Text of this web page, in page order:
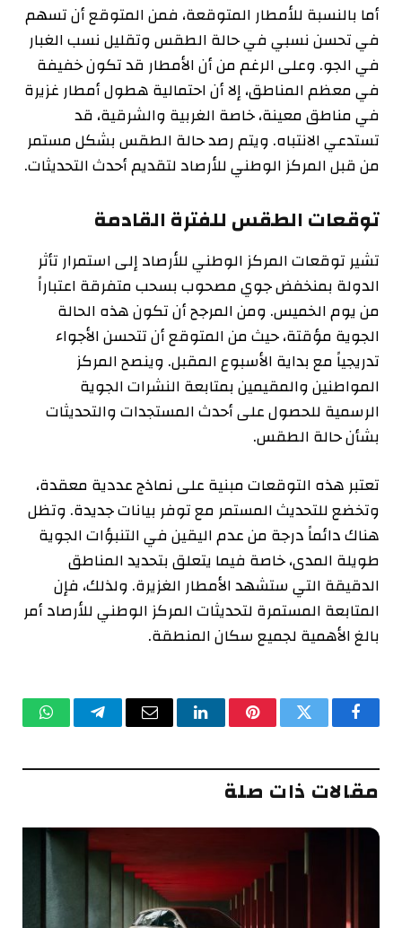
أما بالنسبة للأمطار المتوقعة، فمن المتوقع أن تسهم
في تحسن نسبي في حالة الطقس وتقليل نسب الغبار
في الجو. وعلى الرغم من أن الأمطار قد تكون خفيفة
في معظم المناطق، إلا أن احتمالية هطول أمطار غزيرة
في مناطق معينة، خاصة الغربية والشرقية، قد
تستدعي الانتباه. ويتم رصد حالة الطقس بشكل مستمر
من قبل المركز الوطني للأرصاد لتقديم أحدث التحديثات.
توقعات الطقس للفترة القادمة
تشير توقعات المركز الوطني للأرصاد إلى استمرار تأثر
الدولة بمنخفض جوي مصحوب بسحب متفرقة اعتباراً
من يوم الخميس. ومن المرجح أن تكون هذه الحالة
الجوية مؤقتة، حيث من المتوقع أن تتحسن الأجواء
تدريجياً مع بداية الأسبوع المقبل. وينصح المركز
المواطنين والمقيمين بمتابعة النشرات الجوية
الرسمية للحصول على أحدث المستجدات والتحديثات
بشأن حالة الطقس.
تعتبر هذه التوقعات مبنية على نماذج عددية معقدة،
وتخضع للتحديث المستمر مع توفر بيانات جديدة. وتظل
هناك دائماً درجة من عدم اليقين في التنبؤات الجوية
طويلة المدى، خاصة فيما يتعلق بتحديد المناطق
الدقيقة التي ستشهد الأمطار الغزيرة. ولذلك، فإن
المتابعة المستمرة لتحديثات المركز الوطني للأرصاد أمر
بالغ الأهمية لجميع سكان المنطقة.
فيسبوكتويتر بينتيريستلينكدإنالبريد تيلقرام
مقالات ذات صلة